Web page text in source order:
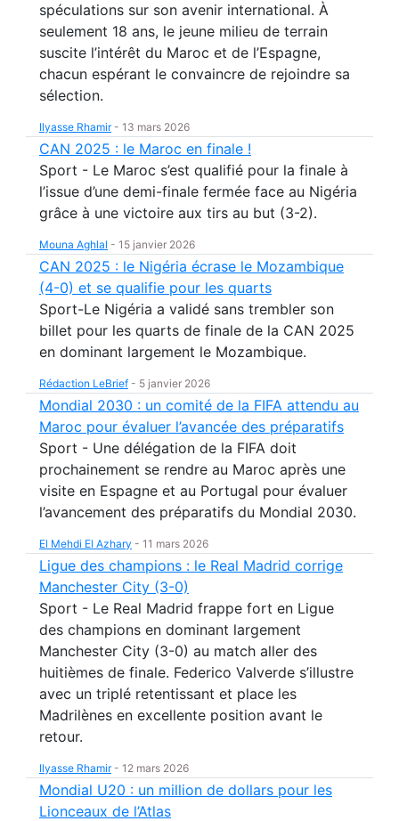
spéculations sur son avenir international. À
seulement 18 ans, le jeune milieu de terrain
suscite l’intérêt du Maroc et de l’Espagne,
chacun espérant le convaincre de rejoindre sa
sélection.
Ilyasse Rhamir- 13 mars 2026
CAN 2025 : le Maroc en finale !
Sport - Le Maroc s’est qualifié pour la finale à
l’issue d’une demi-finale fermée face au Nigéria
grâce à une victoire aux tirs au but (3-2).
Mouna Aghlal - 15 janvier 2026
CAN 2025 : le Nigéria écrase le Mozambique
(4-0) et se qualifie pour les quarts
Sport-Le Nigéria a validé sans trembler son
billet pour les quarts de finale de la CAN 2025
en dominant largement le Mozambique.
Rédaction LeBrief - 5 janvier 2026
Mondial 2030 : un comité de la FIFA attendu au
Maroc pour évaluer l’avancée des préparatifs
Sport - Une délégation de la FIFA doit
prochainement se rendre au Maroc après une
visite en Espagne et au Portugal pour évaluer
l’avancement des préparatifs du Mondial 2030.
El Mehdi El Azhary - 11 mars 2026
Ligue des champions : le Real Madrid corrige
Manchester City (3-0)
Sport - Le Real Madrid frappe fort en Ligue
des champions en dominant largement
Manchester City (3-0) au match aller des
huitièmes de finale. Federico Valverde s’illustre
avec un triplé retentissant et place les
Madrilènes en excellente position avant le
retour.
Ilyasse Rhamir- 12 mars 2026
Mondial U20 : un million de dollars pour les
Lionceaux de l’Atlas